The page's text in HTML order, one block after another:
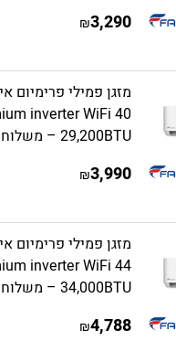
3,290
₪
inverter WiFi 40
29,200BTU – משלוח חינם
3,990
₪
inverter WiFi 44
34,000BTU – משלוח חינם
4,788
₪